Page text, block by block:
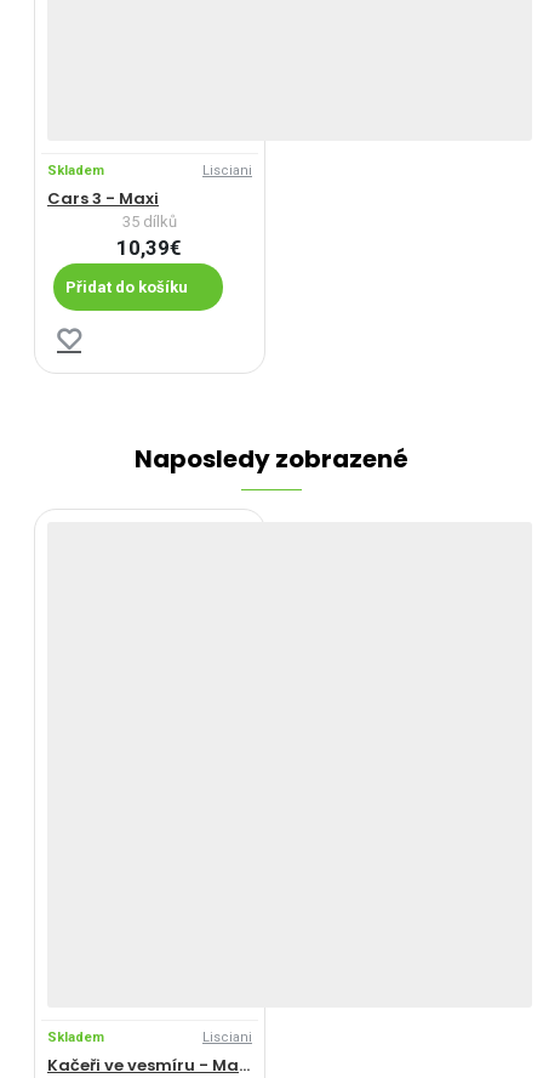
Skladem Lisciani
Cars 3 - Maxi
35 dílků
10,39€
Přidat do košíku
Naposledy zobrazené
Skladem Lisciani
Kačeři ve vesmíru - Maxi